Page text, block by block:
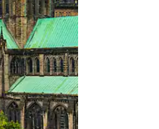
ili prelaskom prstom po zaslonu.